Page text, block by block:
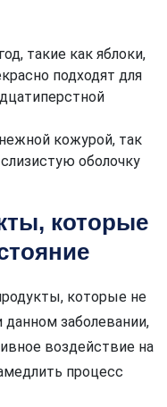
такие как яблоки,
подходят для
кожурой, так
оболочку
которые
которые не
данном заболевании,
воздействие на
процесс